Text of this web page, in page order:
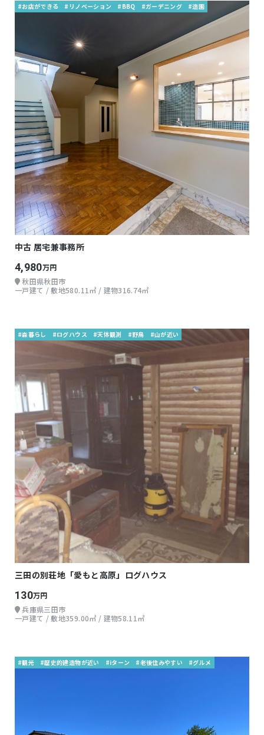
#お店ができる #リノベーション #BBQ #ガーデニング #造園
中古 居宅兼事務所
4,980万円
秋田県秋田市
一戸建て / 敷地580.11㎡ / 建物316.74㎡
#森暮らし #ログハウス #天体観測 #野鳥 #山が近い
三田の別荘地「愛もと高原」ログハウス
130万円
兵庫県三田市
一戸建て / 敷地359.00㎡ / 建物58.11㎡
#観光 #歴史的建造物が近い #iターン #老後住みやすい #グルメ